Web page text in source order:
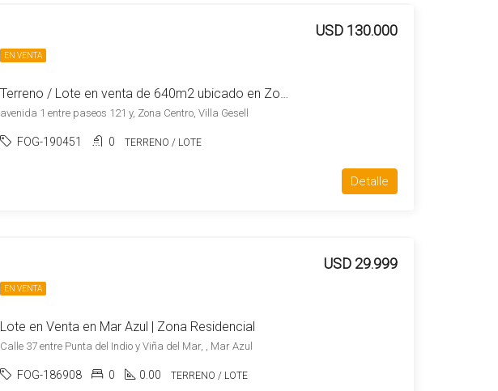
EN VENTA
Terreno / Lote en venta de 640m2 ubicado en Zona Centro
USD 130.000
avenida 1 entre paseos 121 y, Zona Centro, Villa Gesell
FOG-190451 0 TERRENO / LOTE
Detalle
EN VENTA
Lote en Venta en Mar Azul | Zona Residencial
USD 29.999
Calle 37 entre Punta del Indio y Viña del Mar, , Mar Azul
FOG-186908 0 0.00 TERRENO / LOTE